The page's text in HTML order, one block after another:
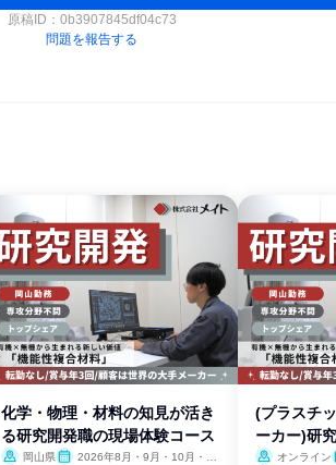
原稿ID： 0b3907845df04c73
問題を報告する
化学・物理・材料の知見が活き
る研究開発職の現場体験コース
岡山県
2026年8月・9月・10月・11
(プラスチ
ーカー)研
オンライン